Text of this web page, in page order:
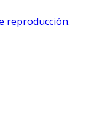
reproducción.